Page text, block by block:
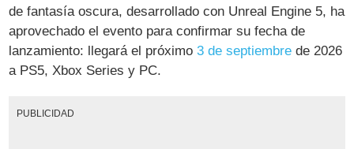
de fantasía oscura, desarrollado con Unreal Engine 5, ha
aprovechado el evento para confirmar su fecha de
lanzamiento: llegará el próximo3 de septiembre de 2026
a PS5, Xbox Series y PC.
PUBLICIDAD